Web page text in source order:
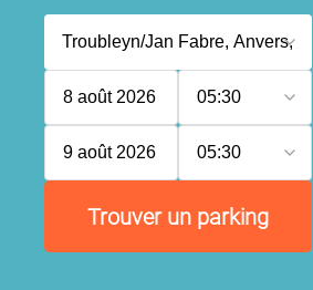
8 août 2026 05:30
9 août 2026 05:30
Trouver un parking